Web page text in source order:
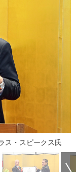
ス・スピークス氏